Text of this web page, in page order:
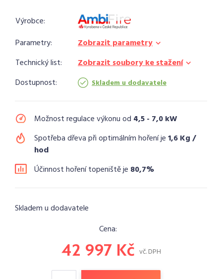
Výrobce:
Parametry:
Zobrazit parametry
Technický list:
Zobrazit soubory ke stažení
Dostupnost:
Skladem u dodavatele
Možnost regulace výkonu od 4,5 - 7,0 kW
Spotřeba dřeva při optimálním hoření je1,6 Kg /
hod
Účinnost hoření topeniště je 80,7%
Skladem u dodavatele
Cena:
42 997 Kč vč. DPH